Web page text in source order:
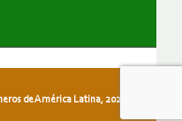
de América Latina, 2026